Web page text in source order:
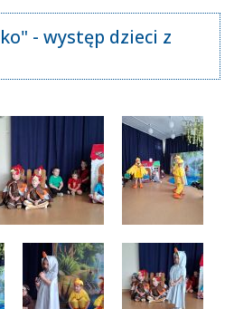
- występ dzieci z